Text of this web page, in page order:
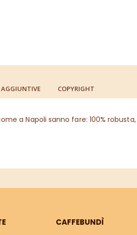
COPYRIGHT
a Napoli sanno fare: 100%
CAFFEBUNDÌ